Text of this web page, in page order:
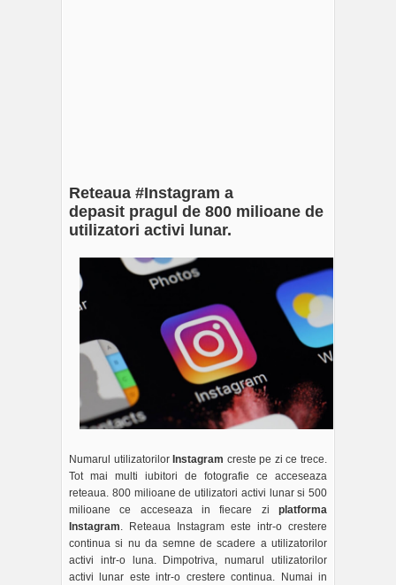
Reteaua #Instagram a
depasit pragul de 800 milioane de
utilizatori activi lunar.
Numarul utilizatorilor Instagram creste pe zi ce trece.
Tot mai multi iubitori de fotografie ce acceseaza
reteaua. 800 milioane de utilizatori activi lunar si 500
milioane ce acceseaza in fiecare zi platforma
Instagram. Reteaua Instagram este intr-o crestere
continua si nu da semne de scadere a utilizatorilor
activi intr-o luna. Dimpotriva, numarul utilizatorilor
activi lunar este intr-o crestere continua. Numai in